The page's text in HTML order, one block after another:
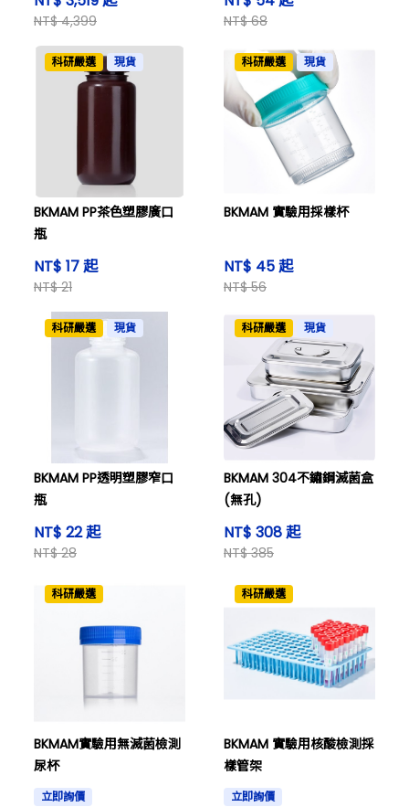
NT$ 4,399 NT$ 68
科研嚴選 現貨
BKMAM PP茶色塑膠廣口
瓶
NT$ 17 起
NT$ 21
科研嚴選 現貨
BKMAM 實驗用採樣杯
NT$ 45 起
NT$ 56
科研嚴選 現貨
BKMAM PP透明塑膠窄口
瓶
NT$ 22 起
NT$ 28
科研嚴選 現貨
BKMAM 304不鏽鋼滅菌盒
(無孔)
NT$ 308 起
NT$ 385
科研嚴選
BKMAM實驗用無滅菌檢測
尿杯
立即詢價
科研嚴選
BKMAM 實驗用核酸檢測採
樣管架
立即詢價